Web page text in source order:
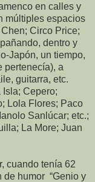
en calles y
múltiples espacios
Circo Price;
dentro y
Japón, un tiempo,
pertenecía), a
guitarra, etc.
Isla; Cepero;
Lola Flores; Paco
Sanlúcar; etc.;
La More; Juan
cuando tenía 62
de humor “Genio y